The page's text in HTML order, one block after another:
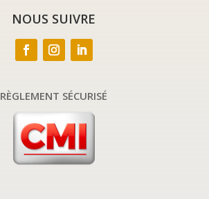
NOUS SUIVRE
RÈGLEMENT SÉCURISÉ